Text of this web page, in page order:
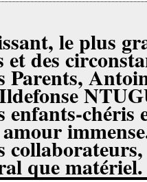
le plus
des
Parents,
enfants-chéris
que matériel.